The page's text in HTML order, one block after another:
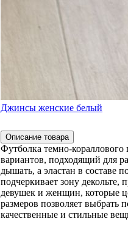
Джинсы женские белый
Описание товара
Футболка темно-кораллового
вариантов, подходящий для
дышать, а эластан в составе
подчеркивает зону
девушек и женщин, которые
размеров позволяет выбрать
качественные и стильные